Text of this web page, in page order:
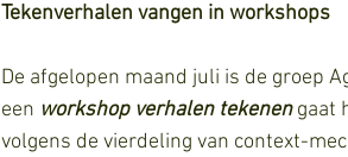
Tekenverhalen vangen in workshops
De afgelopen maand juli is de groep
een workshop verhalen tekenen gaat
volgens de vierdeling van context-